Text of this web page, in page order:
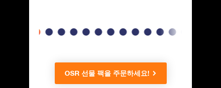
OSR 선물 팩을 주문하세요!